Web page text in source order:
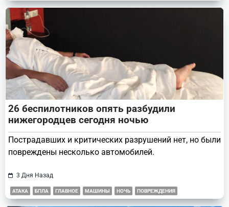
26 беспилотников опять разбудили
нижегородцев сегодня ночью
Пострадавших и критических разрушений нет, но были
повреждены несколько автомобилей.
3 Дня Назад
АТАКА БПЛА ГЛАВНОЕ МАШИНЫ НОЧЬ ПОВРЕЖДЕНИЯ